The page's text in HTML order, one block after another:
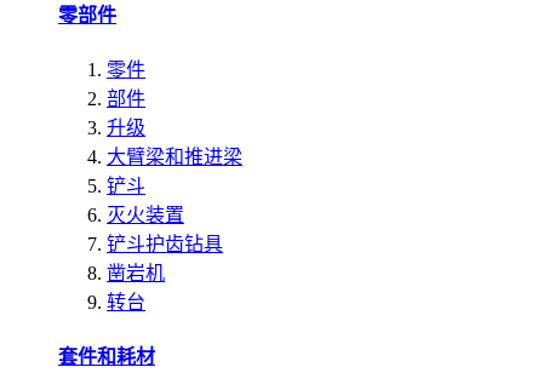
零部件
零件
部件
升级
大臂梁和推进梁
铲斗
灭火装置
铲斗护齿钻具
凿岩机
转台
套件和耗材